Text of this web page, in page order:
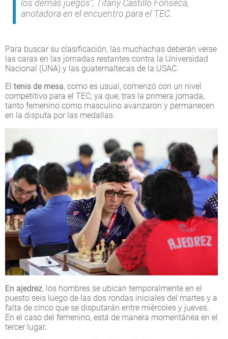
los demás juegos”, Tifany Castillo Fonseca,
anotadora en el encuentro para el TEC.
Para buscar su clasificación, las muchachas deberán verse
las caras en las jornadas restantes contra la Universidad
Nacional (UNA) y las guatemaltecas de la USAC.
El tenis de mesa, como es usual, comenzó con un nivel
competitivo para el TEC; ya que, tras la primera jornada,
tanto femenino como masculino avanzaron y permanecen
en la disputa por las medallas.
En ajedrez, los hombres se ubican temporalmente en el
puesto seis luego de las dos rondas iniciales del martes y a
falta de cinco que se disputarán entre miércoles y jueves.
En el caso del femenino, está de manera momentánea en el
tercer lugar.